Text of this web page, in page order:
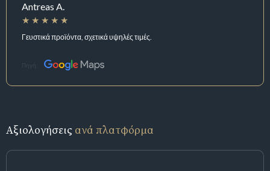
Antreas A.
Γευστικά προϊόντα, σχετικά υψηλές τιμές.
Πηγή:
Αξιολογήσεις ανά πλατφόρμα